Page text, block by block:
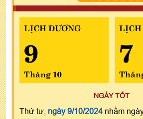
LỊCH DƯƠNG
9
Tháng 10
LỊCH
7
NGÀY TỐT
Thứ tư, ngày 9/10/2024 nhằm